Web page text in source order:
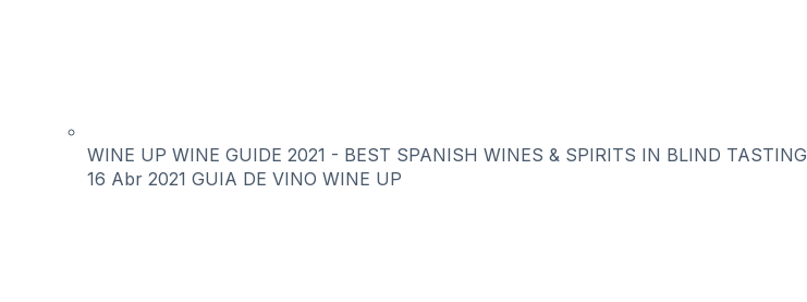
WINE UP WINE GUIDE 2021 - BEST SPANISH WINES & SPIRITS IN BLIND TASTING
16 Abr 2021 GUIA DE VINO WINE UP